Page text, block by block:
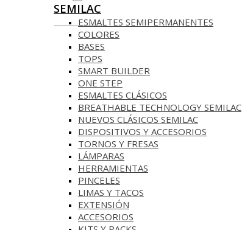
SEMILAC
ESMALTES SEMIPERMANENTES
COLORES
BASES
TOPS
SMART BUILDER
ONE STEP
ESMALTES CLÁSICOS
BREATHABLE TECHNOLOGY SEMILAC
NUEVOS CLÁSICOS SEMILAC
DISPOSITIVOS Y ACCESORIOS
TORNOS Y FRESAS
LÁMPARAS
HERRAMIENTAS
PINCELES
LIMAS Y TACOS
EXTENSIÓN
ACCESORIOS